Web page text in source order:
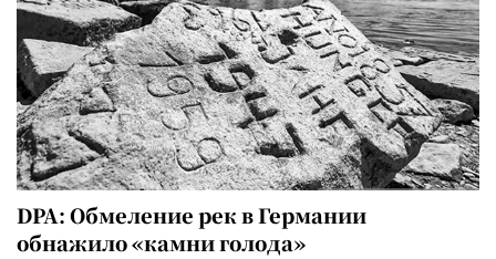
DPA: Обмеление рек в Германии
обнажило «камни голода»